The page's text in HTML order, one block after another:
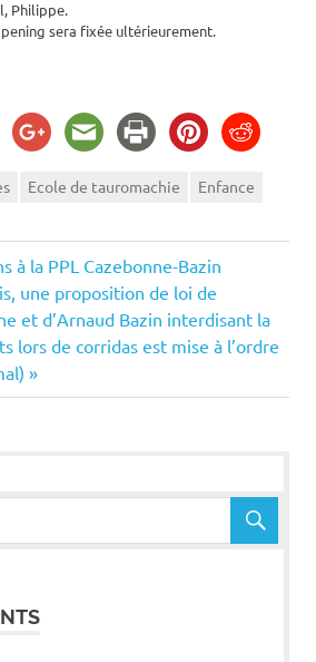
Philippe.
sera fixée ultérieurement.
Ecole de tauromachie Enfance
à la PPL Cazebonne-Bazin
une proposition de loi de
et d’Arnaud Bazin interdisant la
lors de corridas est mise à l’ordre